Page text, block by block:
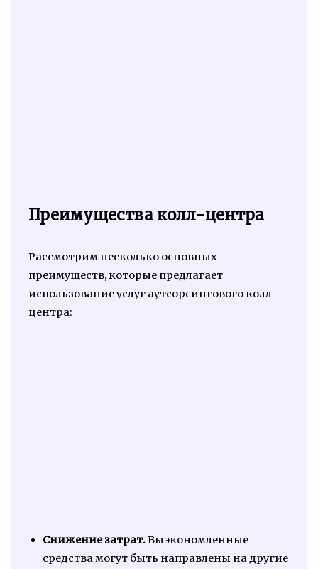
Преимущества колл-центра
Рассмотрим несколько основных
преимуществ, которые предлагает
использование услуг аутсорсингового колл-
центра:
Снижение затрат.Выэкономленные
средства могут быть направлены на другие